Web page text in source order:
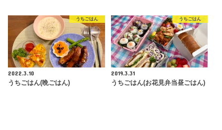
うちごはん
2022.3.10
うちごはん(晩ごはん)
うちごはん
2019.3.31
うちごはん(お花見弁当昼ごはん)